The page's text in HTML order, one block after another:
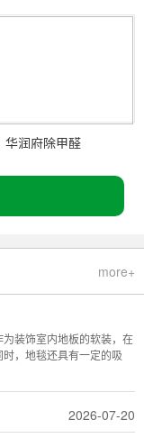
华润府除甲醛
more+
装饰室内地板的软装，在
，地毯还具有一定的吸
2026-07-20